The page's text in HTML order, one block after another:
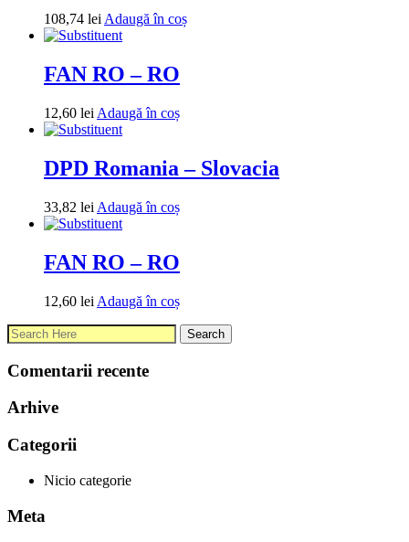
108,74 leiAdaugă în coș
FAN RO – RO
12,60 lei Adaugă în coș
DPD Romania – Slovacia
33,82 lei Adaugă în coș
FAN RO – RO
12,60 lei Adaugă în coș
Comentarii recente
Arhive
Categorii
Nicio categorie
Meta